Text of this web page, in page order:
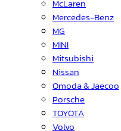
McLaren
Mercedes-Benz
MG
MINI
Mitsubishi
Nissan
Omoda & Jaecoo
Porsche
TOYOTA
Volvo